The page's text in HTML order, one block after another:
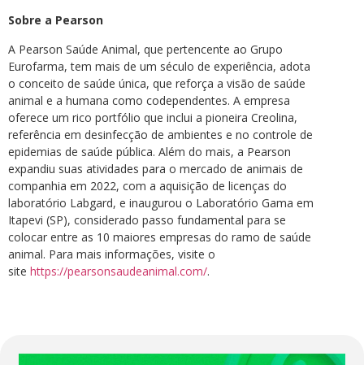
Sobre a Pearson
A Pearson Saúde Animal, que pertencente ao Grupo
Eurofarma, tem mais de um século de experiência, adota
o conceito de saúde única, que reforça a visão de saúde
animal e a humana como codependentes. A empresa
oferece um rico portfólio que inclui a pioneira Creolina,
referência em desinfecção de ambientes e no controle de
epidemias de saúde pública. Além do mais, a Pearson
expandiu suas atividades para o mercado de animais de
companhia em 2022, com a aquisição de licenças do
laboratório Labgard, e inaugurou o Laboratório Gama em
Itapevi (SP), considerado passo fundamental para se
colocar entre as 10 maiores empresas do ramo de saúde
animal. Para mais informações, visite o
site https://pearsonsaudeanimal.com/.